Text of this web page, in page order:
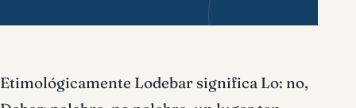
Etimológicamente Lodebar significa Lo: no,